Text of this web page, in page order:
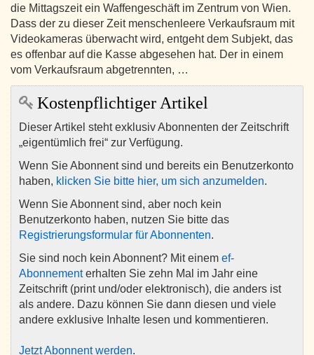
die Mittagszeit ein Waffengeschäft im Zentrum von Wien.
Dass der zu dieser Zeit menschenleere Verkaufsraum mit
Videokameras überwacht wird, entgeht dem Subjekt, das
es offenbar auf die Kasse abgesehen hat. Der in einem
vom Verkaufsraum abgetrennten, …
Kostenpflichtiger Artikel
Dieser Artikel steht exklusiv Abonnenten der Zeitschrift
„eigentümlich frei“ zur Verfügung.
Wenn Sie Abonnent sind und bereits ein Benutzerkonto
haben, klicken Sie bitte hier, um sich anzumelden.
Wenn Sie Abonnent sind, aber noch kein
Benutzerkonto haben, nutzen Sie bitte das
Registrierungsformular für Abonnenten.
Sie sind noch kein Abonnent? Mit einem ef-
Abonnementerhalten Sie zehn Mal im Jahr eine
Zeitschrift (print und/oder elektronisch), die anders ist
als andere. Dazu können Sie dann diesen und viele
andere exklusive Inhalte lesen und kommentieren.
Jetzt Abonnent werden.